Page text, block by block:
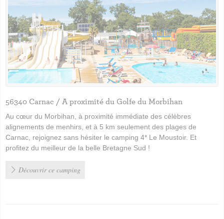
56340 Carnac / A proximité du Golfe du Morbihan
Au cœur du Morbihan, à proximité immédiate des célèbres
alignements de menhirs, et à 5 km seulement des plages de
Carnac, rejoignez sans hésiter le camping 4* Le Moustoir. Et
profitez du meilleur de la belle Bretagne Sud !
Découvrir ce camping